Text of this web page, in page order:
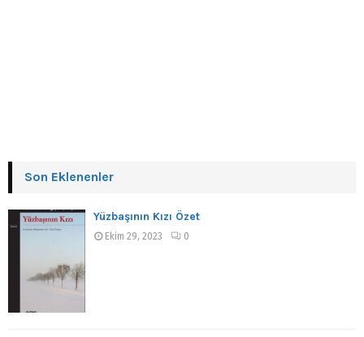
Son Eklenenler
Yüzbaşının Kızı Özet
Ekim 29, 2023 0